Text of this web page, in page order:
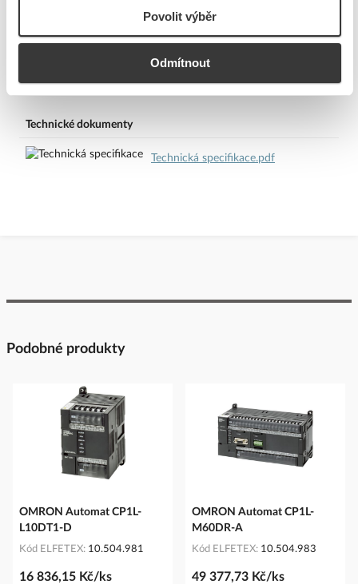
Povolit výběr
Odmítnout
Technické dokumenty
Technická specifikace.pdf
Podobné produkty
OMRON Automat CP1L-
L10DT1-D
Kód ELFETEX 10.504.981
16 836,15 Kč/ks
OMRON Automat CP1L-
M60DR-A
Kód ELFETEX 10.504.983
49 377,73 Kč/ks